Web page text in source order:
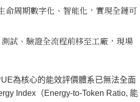
命周期數字化、智能化，實現全鏈可
試、驗證全流程前移至工廠，現場
為核心的能效評價體系已無法全面
Index（Energy-to-Token Ratio, 能